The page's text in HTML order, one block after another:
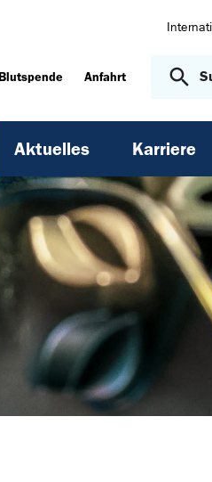
Anfahrt
Aktuelles Karriere